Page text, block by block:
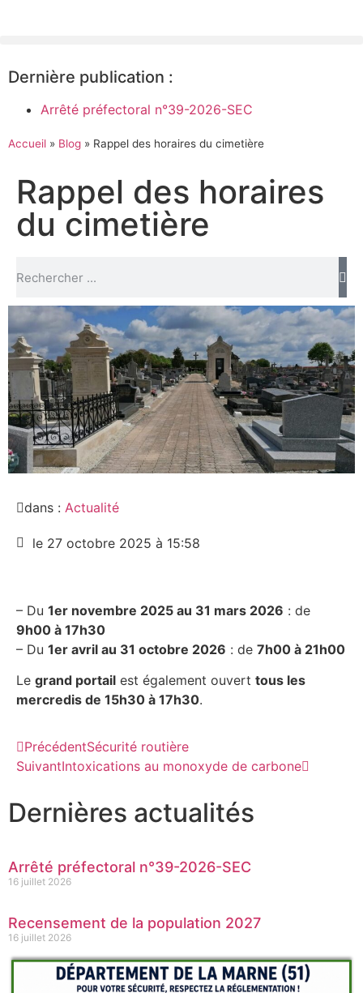
Dernière publication :
Arrêté préfectoral n°39-2026-SEC
Accueil » Blog » Rappel des horaires du cimetière
Rappel des horaires
du cimetière
– Du 1er novembre 2025 au 31 mars 2026 : de
9h00 à 17h30
– Du 1er avril au 31 octobre 2026 : de 7h00 à 21h00
Le grand portail est également ouvert tous les
mercredis de 15h30 à 17h30.
PrécédentSécurité routière
SuivantIntoxications au monoxyde de carbone
dans : Actualité
le 27 octobre 2025 à 15:58
Dernières actualités
Arrêté préfectoral n°39-2026-SEC
16 juillet 2026
Recensement de la population 2027
16 juillet 2026